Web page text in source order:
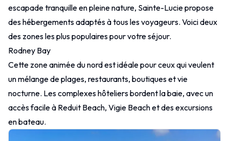
escapade tranquille en pleine nature, Sainte-Lucie propose
des hébergements adaptés à tous les voyageurs. Voici deux
des zones les plus populaires pour votre séjour.
Rodney Bay
Cette zone animée du nord est idéale pour ceux qui veulent
un mélange de plages, restaurants, boutiques et vie
nocturne. Les complexes hôteliers bordent la baie, avec un
accès facile à Reduit Beach, Vigie Beach et des excursions
en bateau.